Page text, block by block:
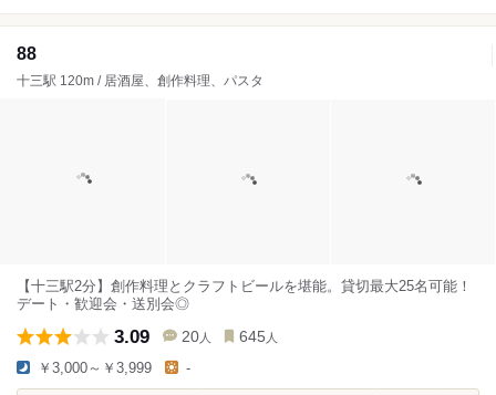
88
十三駅 120m / 居酒屋、創作料理、パスタ
【十三駅2分】創作料理とクラフトビールを堪能。貸切最大25名可能！
デート・歓迎会・送別会◎
3.09 20 人 645 人
￥3,000～￥3,999 -